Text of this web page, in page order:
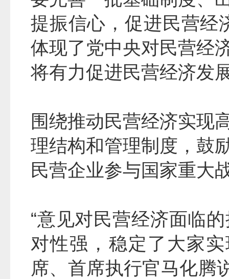
提振信心，促进民营经
体现了党中央对民营经
将有力促进民营经济发
围绕推动民营经济实现
理结构和管理制度，鼓
民营企业参与国家重大
“意见对民营经济面临
对性强，稳定了大家
席、首席执行官马化腾